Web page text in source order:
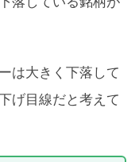
は大きく下落して
げ目線だと考えて